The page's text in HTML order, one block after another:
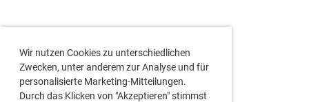
Wir nutzen Cookies zu unterschiedlichen
Zwecken, unter anderem zur Analyse und für
personalisierte Marketing-Mitteilungen.
Durch das Klicken von "Akzeptieren" stimmst